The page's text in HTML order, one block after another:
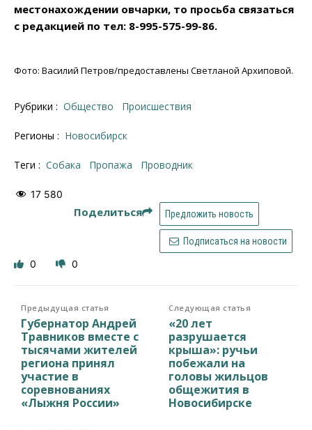
местонахождении овчарки, то просьба связаться
с редакцией по тел: 8-995-575-99-86.
Фото: Василий Петров/предоставлены Светланой Архиповой.
Рубрики : Общество Происшествия
Регионы : Новосибирск
Теги : собака пропажа проводник
17 580
Поделиться Предложить новость
Подписаться на новости
0 0
Предыдущая статья
Губернатор Андрей
Травников вместе с
тысячами жителей
региона принял
участие в
соревнованиях
«Лыжня России»
Следующая статья
«20 лет
разрушается
крыша»: ручьи
побежали на
головы жильцов
общежития в
Новосибирске